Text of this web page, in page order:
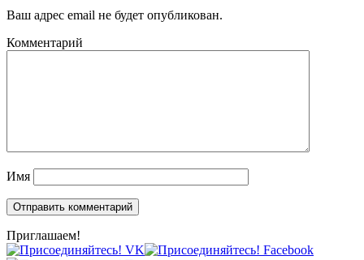
Ваш адрес email не будет опубликован.
Комментарий
Имя
Приглашаем!